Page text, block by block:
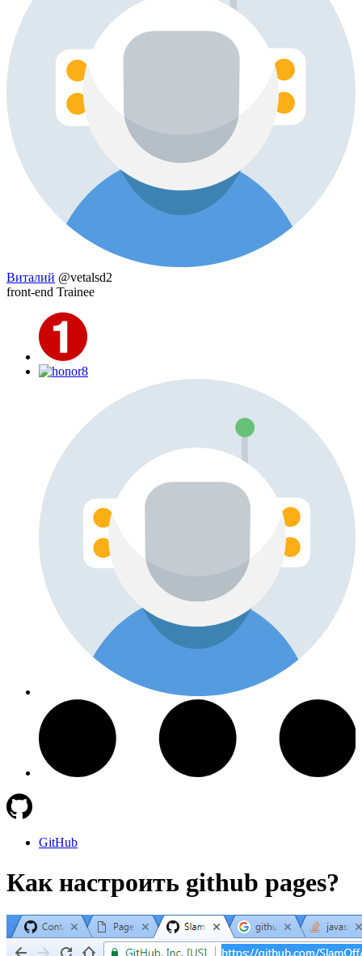
Виталий @vetalsd2
front-end Trainee
GitHub
Как настроить github pages?